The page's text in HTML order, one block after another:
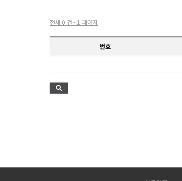
전체 0 건 - 1 페이지
번호